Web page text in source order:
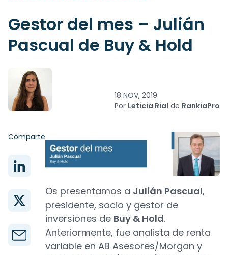
Gestor del mes – Julián
Pascual de Buy & Hold
18 NOV, 2019
Por Leticia Rial de RankiaPro
Comparte
Os presentamos a Julián Pascual,
presidente, socio y gestor de
inversiones de Buy & Hold.
Anteriormente, fue analista de renta
variable en AB Asesores/Morgan y